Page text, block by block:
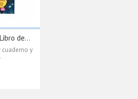
de...
y